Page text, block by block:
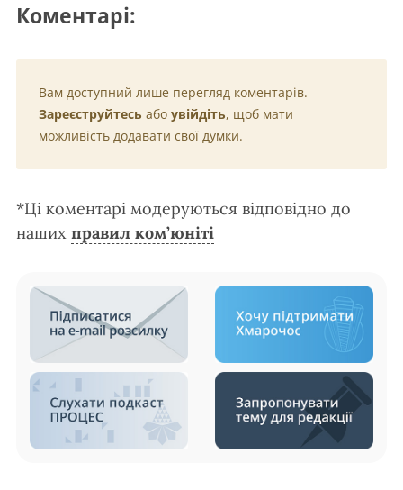
Коментарі:
Вам доступний лише перегляд коментарів.
Зареєструйтесь або увійдіть, щоб мати
можливість додавати свої думки.
*Ці коментарі модеруються відповідно до
наших правил ком’юніті